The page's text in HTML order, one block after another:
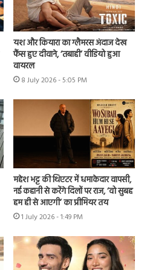
यश और कियारा का ग्लैमरस अंदाज देख
फैंस हुए दीवाने, ‘तबाही’ वीडियो हुआ
वायरल
8 July 2026 - 5:05 PM
महेश भट्ट की थिएटर में धमाकेदार वापसी,
नई कहानी से करेंगे दिलों पर राज, ‘वो सुबह
हम ही से आएगी’ का प्रीमियर तय
1 July 2026 - 1:49 PM